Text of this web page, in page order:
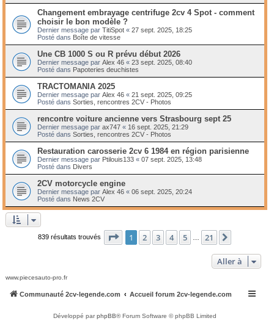
Changement embrayage centrifuge 2cv 4 Spot - comment
choisir le bon modèle ?
Dernier message par TitiSpot « 27 sept. 2025, 18:25
Posté dans Boîte de vitesse
Une CB 1000 S ou R prévu début 2026
Dernier message par Alex 46 « 23 sept. 2025, 08:40
Posté dans Papoteries deuchistes
TRACTOMANIA 2025
Dernier message par Alex 46 « 21 sept. 2025, 09:25
Posté dans Sorties, rencontres 2CV - Photos
rencontre voiture ancienne vers Strasbourg sept 25
Dernier message par ax747 « 16 sept. 2025, 21:29
Posté dans Sorties, rencontres 2CV - Photos
Restauration carosserie 2cv 6 1984 en région parisienne
Dernier message par Ptilouis133 « 07 sept. 2025, 13:48
Posté dans Divers
2CV motorcycle engine
Dernier message par Alex 46 « 06 sept. 2025, 20:24
Posté dans News 2CV
839 résultats trouvés Page 1sur21
1 2 3 4 5 21
Aller à
www.piecesauto-pro.fr
Communauté 2cv-legende.com Accueil forum 2cv-legende.com
Développé parphpBB® Forum Software © phpBB Limited